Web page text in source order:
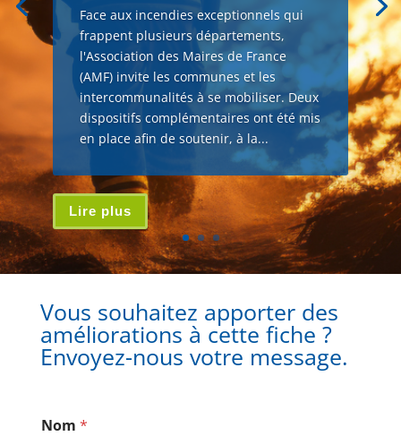
Face aux incendies exceptionnels qui
frappent plusieurs départements,
l'Association des Maires de France
(AMF) invite les communes et les
intercommunalités à se mobiliser. Deux
dispositifs complémentaires ont été mis
en place afin de soutenir, à la...
Lire plus
Vous souhaitez apporter des
améliorations à cette fiche ?
Envoyez-nous votre message.
Nom *